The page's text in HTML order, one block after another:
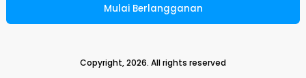
Mulai Berlangganan
Copyright,2026. All rights reserved